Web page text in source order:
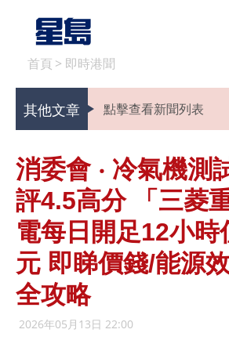
首頁 > 即時港聞
其他文章 點擊查看新聞列表
消委會 ‧ 冷氣機測
評4.5高分 「三菱
電每日開足12小時
元 即睇價錢/能源
全攻略
2026年05月13日 22:00